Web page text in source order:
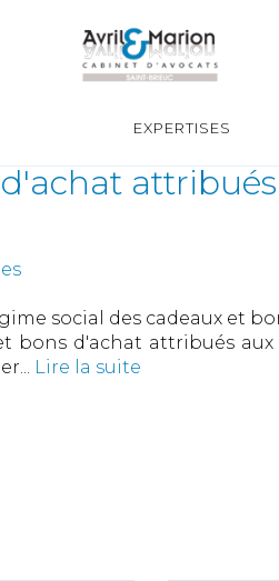
EXPERTISES
social des cadeaux et
bons d'achat attribués
Lire la suite